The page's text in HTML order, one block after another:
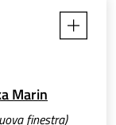
Marin
finestra)